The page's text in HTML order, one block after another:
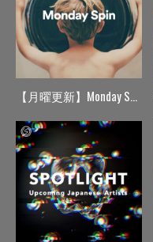
【月曜更新】Monday Spin